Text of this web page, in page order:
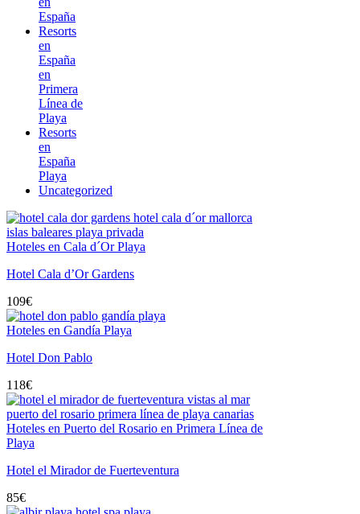
España
Resorts
en
España
en
Primera
Línea de
Playa
Resorts
en
España
Playa
Uncategorized
Hoteles en Cala d´Or Playa
Hotel Cala d’Or Gardens
109€
Hoteles en Gandía Playa
Hotel Don Pablo
118€
Hoteles en Puerto del Rosario en Primera Línea de
Playa
Hotel el Mirador de Fuerteventura
85€